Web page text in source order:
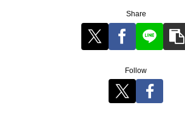
Share
Follow